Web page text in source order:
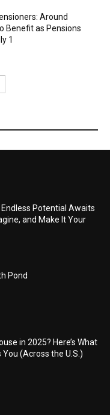
Around
Benefit as Pensions
1
Potential Awaits
and Make It Your
Pond
in 2025? Here’s What
(Across the U.S.)